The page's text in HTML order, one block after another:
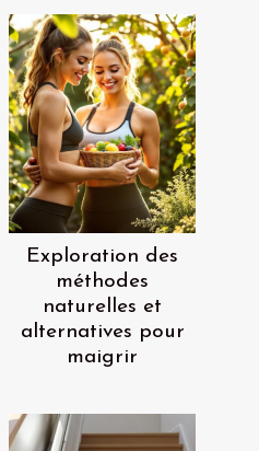
Exploration des
méthodes
naturelles et
alternatives pour
maigrir